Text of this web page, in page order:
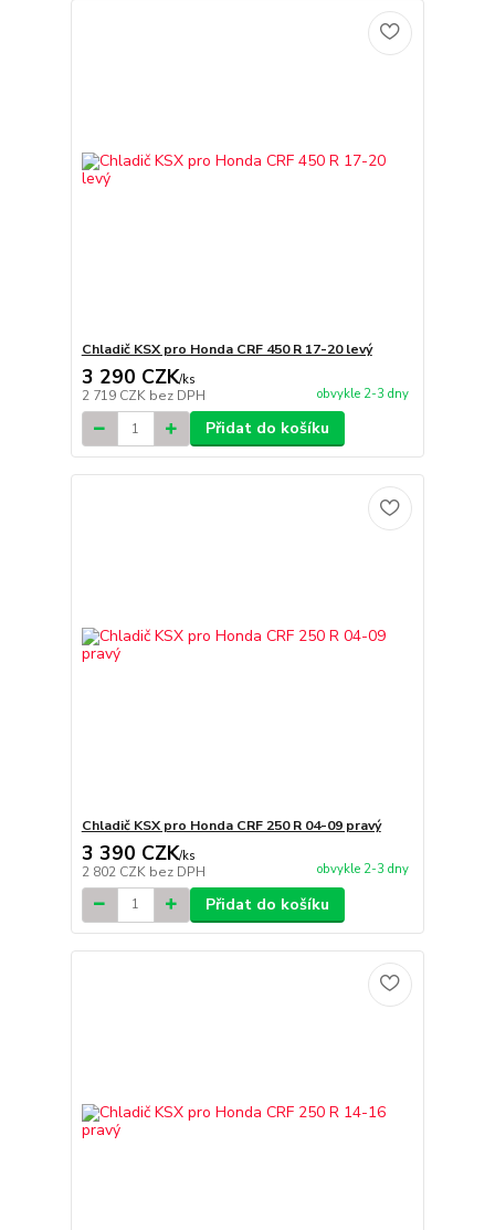
Chladič KSX pro Honda CRF 450 R 17-20 levý
3 290 CZK/ks
2 719 CZK bez DPH obvykle 2-3 dny
Přidat do košíku
Chladič KSX pro Honda CRF 250 R 04-09 pravý
3 390 CZK/ks
2 802 CZK bez DPH obvykle 2-3 dny
Přidat do košíku